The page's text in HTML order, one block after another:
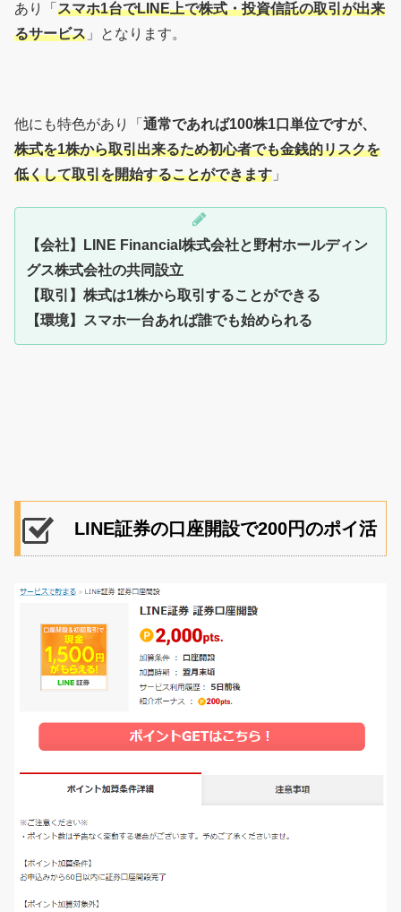
あり「 スマホ1台でLINE上で株式・投資信託の取引が出来
るサービス 」となります。
他にも特色があり「 通常であれば100株1口単位ですが、
株式を1株から取引出来るため初心者でも金銭的リスクを
低くして取引を開始することができます 」
【会社】LINE Financial株式会社と野村ホールディン
グス株式会社の共同設立
【取引】株式は1株から取引することができる
【環境】スマホ一台あれば誰でも始められる
LINE証券の口座開設で200円のポイ活